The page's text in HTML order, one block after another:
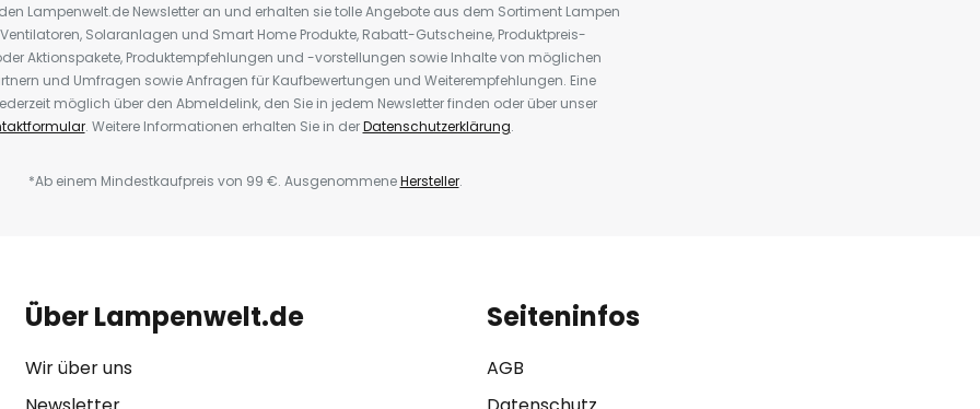
Lampenwelt.de Newsletter an und erhalten sie tolle Angebote aus dem Sortiment Lampen
Solaranlagen und Smart Home Produkte, Rabatt-Gutscheine, Produktpreis-
Aktionspakete, Produktempfehlungen und -vorstellungen sowie Inhalte von möglichen
und Umfragen sowie Anfragen für Kaufbewertungen und Weiterempfehlungen. Eine
möglich über den Abmeldelink, den Sie in jedem Newsletter finden oder über unser
. Weitere Informationen erhalten Sie in derDatenschutzerklärung.
*Ab einem Mindestkaufpreis von 99 €. AusgenommeneHersteller.
Über Lampenwelt.de
Wir über uns
Seiteninfos
AGB